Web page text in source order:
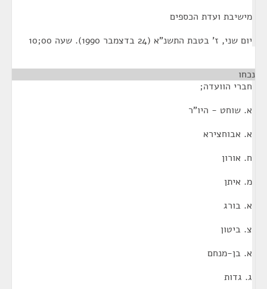
מישיבת ועדת הכספים
יום שני, ז' בטבת התשנ"א (24 בדצמבר 1990). שעה 00;10
נכחו
חברי הוועדה;
א. שוחט - היו"ר
א. אבוחצירא
ח. אורון
מ. איתן
א. בורג
צ. ביטון
א. בן-מנחם
ג. גדות